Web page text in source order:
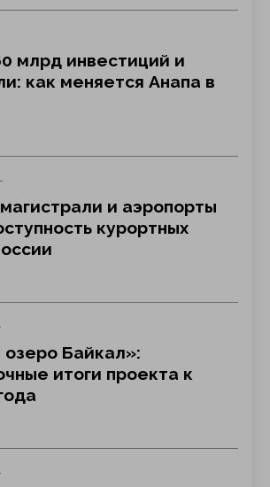
млрд инвестиций и
как меняется Анапа в
и аэропорты
курортных
Байкал»:
итоги проекта к